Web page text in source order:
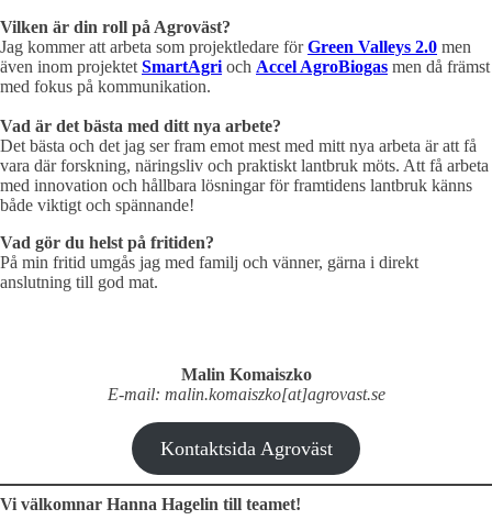
Vilken är din roll på Agroväst?
Jag kommer att arbeta som projektledare förGreen Valleys 2.0 men
även inom projektet SmartAgri och Accel AgroBiogas men då främst
med fokus på kommunikation.
Vad är det bästa med ditt nya arbete?
Det bästa och det jag ser fram emot mest med mitt nya arbeta är att få
vara där forskning, näringsliv och praktiskt lantbruk möts. Att få arbeta
med innovation och hållbara lösningar för framtidens lantbruk känns
både viktigt och spännande!
Vad gör du helst på fritiden?
På min fritid umgås jag med familj och vänner, gärna i direkt
anslutning till god mat.
Malin Komaiszko
E-mail: malin.komaiszko[at]agrovast.se
Kontaktsida Agroväst
Vi välkomnar Hanna Hagelin till teamet!